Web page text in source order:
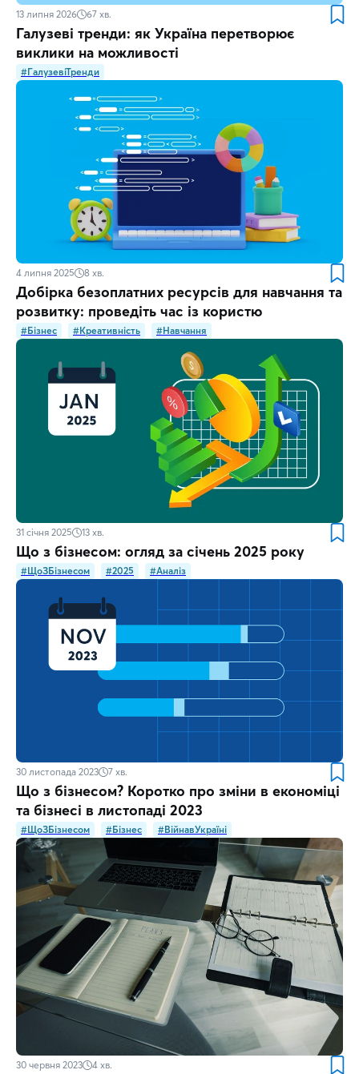
13 липня 2026 67 хв.
Галузеві тренди: як Україна перетворює
виклики на можливості
#ГалузевіТренди
4 липня 2025 8 хв.
Добірка безоплатних ресурсів для навчання та
розвитку: проведіть час із користю
#Бізнес #Креативність #Навчання
31 січня 2025 13 хв.
Що з бізнесом: огляд за січень 2025 року
#ЩоЗБізнесом #2025 #Аналіз
30 листопада 2023 7 хв.
Що з бізнесом? Коротко про зміни в економіці
та бізнесі в листопаді 2023
#ЩоЗБізнесом #Бізнес #ВійнавУкраїні
30 червня 2023 4 хв.